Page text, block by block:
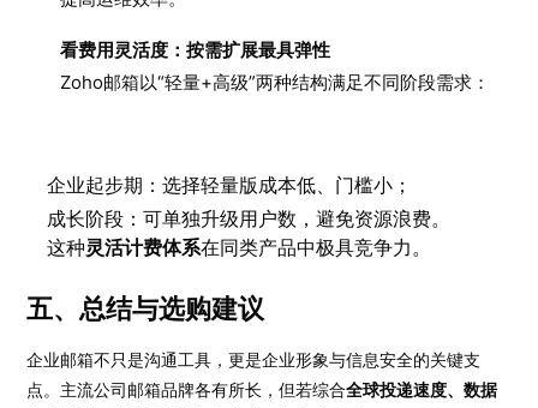
看费用灵活度：按需扩展最具弹性
Zoho邮箱以“轻量+高级”两种结构满足不同阶段需求：
企业起步期：选择轻量版成本低、门槛小；
成长阶段：可单独升级用户数，避免资源浪费。
这种灵活计费体系在同类产品中极具竞争力。
五、总结与选购建议
企业邮箱不只是沟通工具，更是企业形象与信息安全的关键支
点。主流公司邮箱品牌各有所长，但若综合全球投递速度、数据